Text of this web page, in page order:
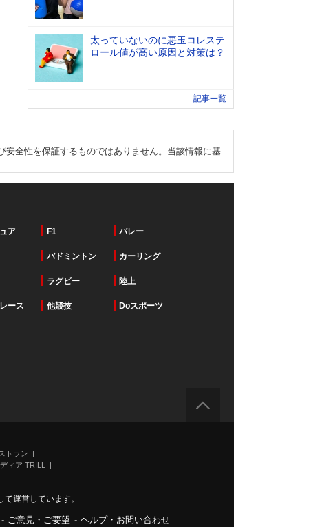
太っていないのに悪玉コレステ
ロール値が高い原因と対策は？
記事一覧
全性を保証するものではありません。当該情報に基
ア F1 バレー
バドミントン カーリング
ラグビー 陸上
ース 他競技 Doスポーツ
トラン
ィア TRILL
運営しています。
- ご意見・ご要望 - ヘルプ・お問い合わせ